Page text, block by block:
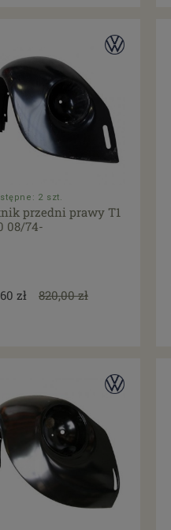
2 szt.
przedni prawy T1
08/74-
zł 820,00 zł